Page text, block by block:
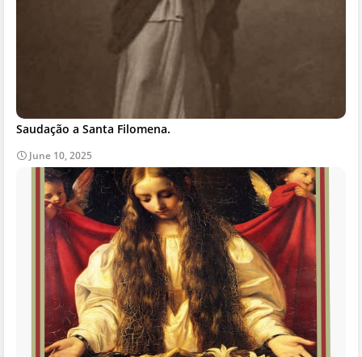
Saudação a Santa Filomena.
June 10, 2025